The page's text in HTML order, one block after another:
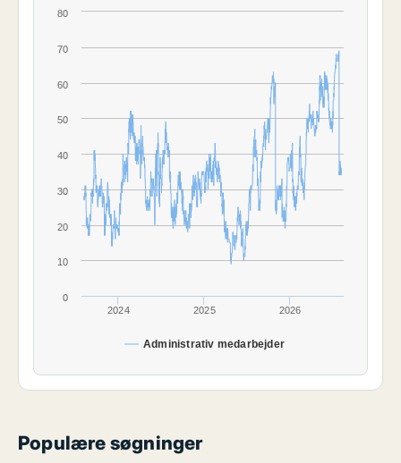
Administrativ medarbejder
2024 2025 2026
0
10
20
30
40
50
60
70
80
Populære søgninger